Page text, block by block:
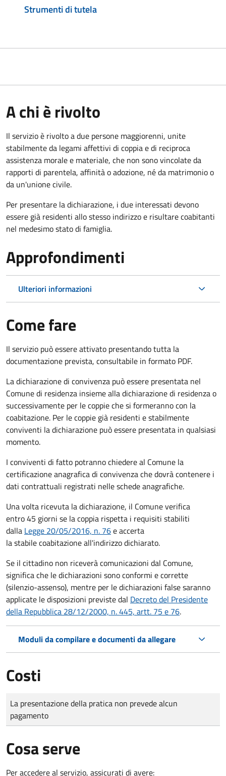
Strumenti di tutela
A chi è rivolto
Il servizio è rivolto a due persone maggiorenni, unite
stabilmente da legami affettivi di coppia e di reciproca
assistenza morale e materiale, che non sono vincolate da
rapporti di parentela, affinità o adozione, né da matrimonio o
da un'unione civile.
Per presentare la dichiarazione, i due interessati devono
essere già residenti allo stesso indirizzo e risultare coabitanti
nel medesimo stato di famiglia.
Approfondimenti
Ulteriori informazioni
Come fare
Il servizio può essere attivato presentando tutta la
documentazione prevista, consultabile in formato PDF.
La dichiarazione di convivenza può essere presentata nel
Comune di residenza insieme alla dichiarazione di residenza o
successivamente per le coppie che si formeranno con la
coabitazione. Per le coppie già residenti e stabilmente
conviventi la dichiarazione può essere presentata in qualsiasi
momento.
I conviventi di fatto potranno chiedere al Comune la
certificazione anagrafica di convivenza che dovrà contenere i
dati contrattuali registrati nelle schede anagrafiche.
Una volta ricevuta la dichiarazione, il Comune verifica
entro 45 giorni se la coppia rispetta i requisiti stabiliti
dalla Legge 20/05/2016, n. 76e accerta
la stabile coabitazione all'indirizzo dichiarato.
Se il cittadino non riceverà comunicazioni dal Comune,
significa che le dichiarazioni sono conformi e corrette
(silenzio-assenso), mentre per le dichiarazioni false saranno
applicate le disposizioni previste dal Decreto del Presidente
della Repubblica 28/12/2000, n. 445, artt. 75 e 76.
Moduli da compilare e documenti da allegare
Costi
Tipo di pagamento
Importo
La presentazione della pratica non prevede alcun
pagamento
Cosa serve
Per accedere al servizio, assicurati di avere: